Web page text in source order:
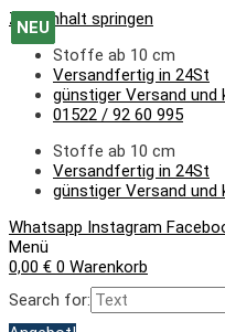
Zum Inhalt springen
Stoffe ab 10 cm
Versandfertig in 24St
günstiger Versand und
01522 / 92 60 995
Stoffe ab 10 cm
Versandfertig in 24St
günstiger Versand und
Whatsapp Instagram
Menü
0,00 € 0 Warenkorb
Search for:
NEU
NEU
NEU